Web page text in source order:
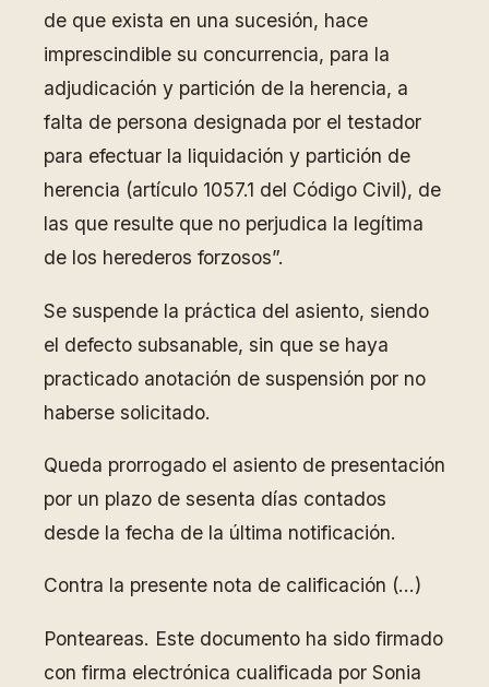
de que exista en una sucesión, hace
imprescindible su concurrencia, para la
adjudicación y partición de la herencia, a
falta de persona designada por el testador
para efectuar la liquidación y partición de
herencia (artículo 1057.1 del Código Civil), de
las que resulte que no perjudica la legítima
de los herederos forzosos”.
Se suspende la práctica del asiento, siendo
el defecto subsanable, sin que se haya
practicado anotación de suspensión por no
haberse solicitado.
Queda prorrogado el asiento de presentación
por un plazo de sesenta días contados
desde la fecha de la última notificación.
Contra la presente nota de calificación (…)
Ponteareas. Este documento ha sido firmado
con firma electrónica cualificada por Sonia